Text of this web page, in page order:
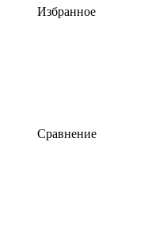
Избранное
Сравнение